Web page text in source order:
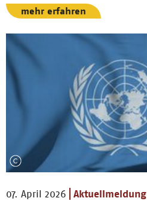
mehr erfahren
07. April 2026 Aktuellmeldung